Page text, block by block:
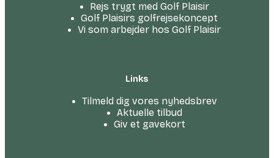
Rejs trygt med Golf Plaisir
Golf Plaisirs golfrejsekoncept
Vi som arbejder hos Golf Plaisir
Links
Tilmeld dig vores nyhedsbrev
Aktuelle tilbud
Giv et gavekort